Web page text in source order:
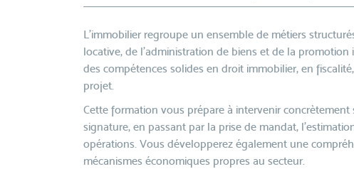
L’immobilier regroupe un ensemble de métiers
locative, de l’administration de biens et de la
des compétences solides en droit immobilier, en
projet.
Cette formation vous prépare à intervenir
signature, en passant par la prise de mandat,
opérations. Vous développerez également une
mécanismes économiques propres au secteur.